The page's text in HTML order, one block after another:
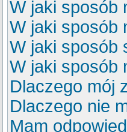
W jaki sposób
W jaki sposób
W jaki sposób
W jaki sposób
Dlaczego mój
Dlaczego nie
Mam